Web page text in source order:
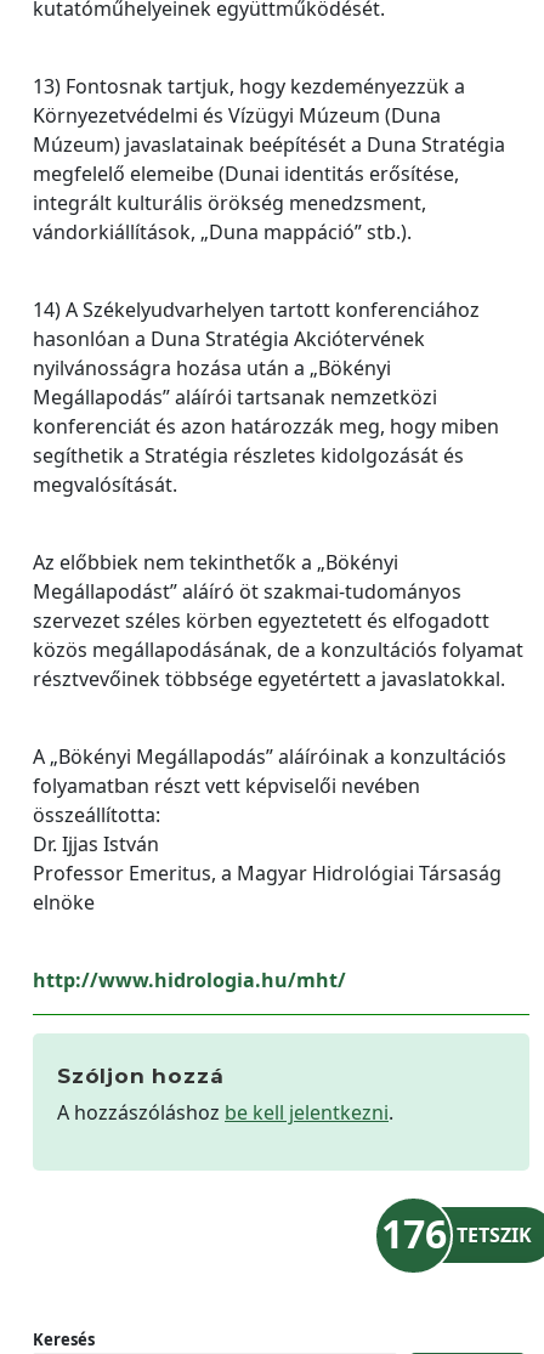
kutatóműhelyeinek együttműködését.
13) Fontosnak tartjuk, hogy kezdeményezzük a
Környezetvédelmi és Vízügyi Múzeum (Duna
Múzeum) javaslatainak beépítését a Duna Stratégia
megfelelő elemeibe (Dunai identitás erősítése,
integrált kulturális örökség menedzsment,
vándorkiállítások, „Duna mappáció” stb.).
14) A Székelyudvarhelyen tartott konferenciához
hasonlóan a Duna Stratégia Akciótervének
nyilvánosságra hozása után a „Bökényi
Megállapodás” aláírói tartsanak nemzetközi
konferenciát és azon határozzák meg, hogy miben
segíthetik a Stratégia részletes kidolgozását és
megvalósítását.
Az előbbiek nem tekinthetők a „Bökényi
Megállapodást” aláíró öt szakmai-tudományos
szervezet széles körben egyeztetett és elfogadott
közös megállapodásának, de a konzultációs folyamat
résztvevőinek többsége egyetértett a javaslatokkal.
A „Bökényi Megállapodás” aláíróinak a konzultációs
folyamatban részt vett képviselői nevében
összeállította:
Dr. Ijjas István
Professor Emeritus, a Magyar Hidrológiai Társaság
elnöke
http://www.hidrologia.hu/mht/
Szóljon hozzá
A hozzászóláshoz be kell jelentkezni.
176 TETSZIK
Keresés